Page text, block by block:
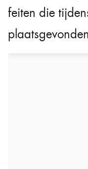
feiten die